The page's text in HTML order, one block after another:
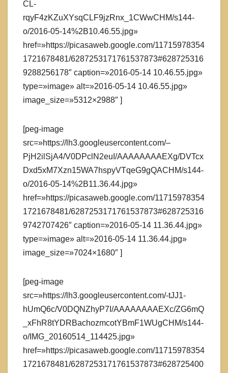
CL-
rqyF4zKZuXYsqCLF9jzRnx_1CWwCHM/s144-
o/2016-05-14%2B10.46.55.jpg»
href=»https://picasaweb.google.com/11715978354
1721678481/6287253171761537873#628725316
9288256178″ caption=»2016-05-14 10.46.55.jpg»
type=»image» alt=»2016-05-14 10.46.55.jpg»
image_size=»5312×2988″ ]
[peg-image
src=»https://lh3.googleusercontent.com/–
PjH2ilSjA4/V0DPclN2euI/AAAAAAAAEXg/DVTcx
Dxd5xM7Xzn15WA7hspyVTqeG9gQACHM/s144-
o/2016-05-14%2B11.36.44.jpg»
href=»https://picasaweb.google.com/11715978354
1721678481/6287253171761537873#628725316
9742707426″ caption=»2016-05-14 11.36.44.jpg»
type=»image» alt=»2016-05-14 11.36.44.jpg»
image_size=»7024×1680″ ]
[peg-image
src=»https://lh3.googleusercontent.com/-tJJ1-
hUmQ6c/V0DQNZhyP7I/AAAAAAAAEXc/ZG6mQ
_xFhR8tYDRBachozmcotYBmF1WUgCHM/s144-
o/IMG_20160514_114425.jpg»
href=»https://picasaweb.google.com/11715978354
1721678481/6287253171761537873#628725400